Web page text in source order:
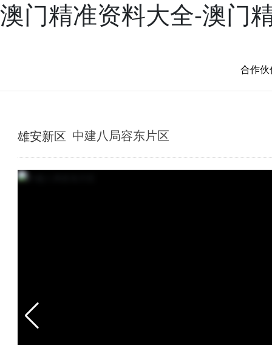
澳门精准资料大全-澳门
合作伙
雄安新区 中建八局容东片区